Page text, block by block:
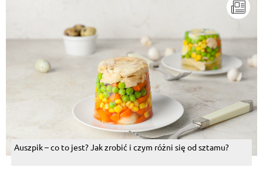
Auszpik – co to jest? Jak zrobić i czym różni się od sztamu?